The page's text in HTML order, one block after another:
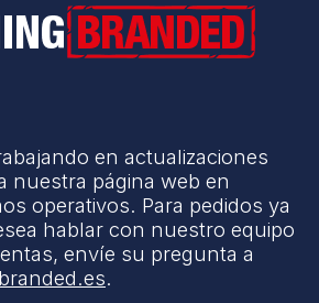
Branded
en actualizaciones
nuestra página web en
operativos. Para pedidos ya
hablar con nuestro equipo
envíe su pregunta a
.